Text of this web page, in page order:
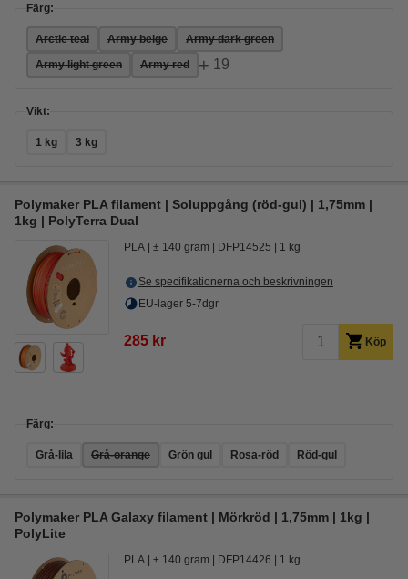
Färg:
Arctic teal Army beige
Army dark green
Army light green
Army red + 19
Vikt:
1 kg 3 kg
Polymaker PLA filament | Soluppgång (röd-gul) | 1,75mm |
1kg | PolyTerra Dual
PLA ± 140 gram DFP14525 1 kg
Se specifikationerna och beskrivningen
EU-lager 5-7dgr
285 kr Köp
Färg:
Grå-lila Grå-orange Grön gul Rosa-röd Röd-gul
Polymaker PLA Galaxy filament | Mörkröd | 1,75mm | 1kg |
PolyLite
PLA ± 140 gram DFP14426 1 kg